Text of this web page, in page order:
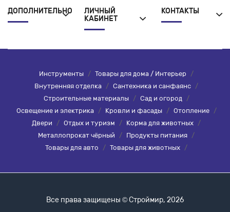
ДОПОЛНИТЕЛЬНО
ЛИЧНЫЙ
КАБИНЕТ
КОНТАКТЫ
Инструменты / Товары для дома / Интерьер /
Внутренняя отделка / Сантехника и санфаянс /
Строительные материалы
/ Сад и огород
/
Освещение и электрика
/ Кровли и фасады / Отопление
/
Двери
/ Отдых и туризм / Корма для животных /
Металлопрокат чёрный
/ Продукты питания /
Товары для авто
/ Товары для животных /
Все права защищены © Строймир, 2026